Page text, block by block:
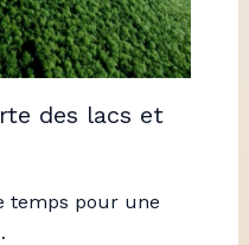
des lacs et
temps pour une